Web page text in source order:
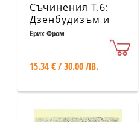
Съчинения Т.6:
Дзенбудизъм и
психоанализа.
Психоанализа и
религия. Ревизия
на
Ерих Фром
15.34 € / 30.00 ЛВ.